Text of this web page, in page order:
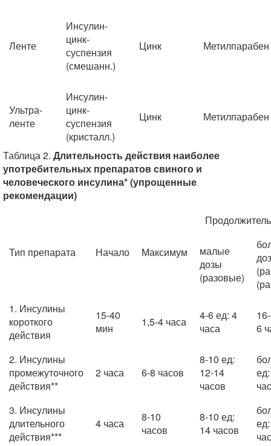
Ленте
Инсулин-
цинк-
суспензия
(смешанн.)
Цинк Метилпарабен
Ультра-
ленте
Инсулин-
цинк-
суспензия
(кристалл.)
Цинк Метилпарабен
Таблица 2. Длительность действия наиболее
употребительных препаратов свиного и
человеческого инсулина* (упрощенные
рекомендации)
Тип препарата Начало Максимум
малые
дозы
(разовые)
1. Инсулины
короткого
действия
15-40
мин
1,5-4 часа
4-6 ед: 4
часа
6
2. Инсулины
промежуточного
действия**
2 часа 6-8 часов
8-10 ед:
12-14
часов
3. Инсулины
длительного
действия***
4 часа
8-10
часов
8-10 ед:
14 часов